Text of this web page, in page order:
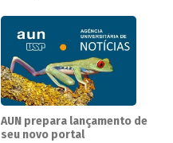
AUN prepara lançamento de
seu novo portal